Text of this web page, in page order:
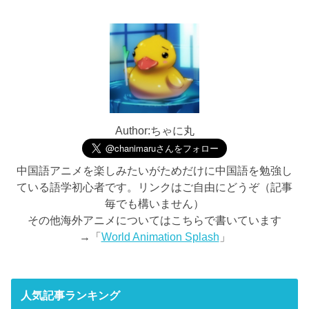
Author:ちゃに丸
中国語アニメを楽しみたいがためだけに中国語を勉強し
ている語学初心者です。リンクはご自由にどうぞ（記事
毎でも構いません）
その他海外アニメについてはこちらで書いています
→「World Animation Splash 」
人気記事ランキング